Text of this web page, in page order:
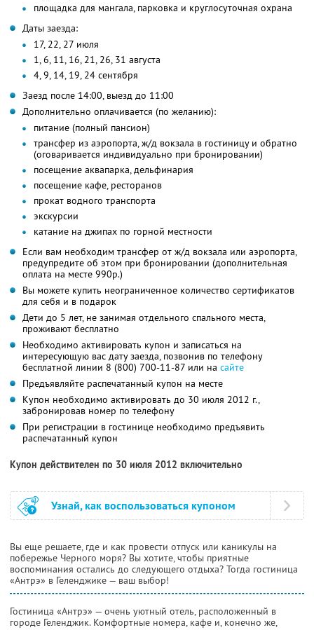
площадка для мангала, парковка и круглосуточная охрана
Даты заезда:
17, 22, 27 июля
1, 6, 11, 16, 21, 26, 31 августа
4, 9, 14, 19, 24 сентября
Заезд после 14:00, выезд до 11:00
Дополнительно оплачивается (по желанию):
питание (полный пансион)
трансфер из аэропорта, ж/д вокзала в гостиницу и обратно
(оговаривается индивидуально при бронировании)
посещение аквапарка, дельфинария
посещение кафе, ресторанов
прокат водного транспорта
экскурсии
катание на джипах по горной местности
Если вам необходим трансфер от ж/д вокзала или аэропорта,
предупредите об этом при бронировании (дополнительная
оплата на месте 990р.)
Вы можете купить неограниченное количество сертификатов
для себя и в подарок
Дети до 5 лет, не занимая отдельного спального места,
проживают бесплатно
Необходимо активировать купон и записаться на
интересующую вас дату заезда, позвонив по телефону
бесплатной линии 8 (800) 700-11-87 или на сайте
Предъявляйте распечатанный купон на месте
Купон необходимо активировать до 30 июля 2012 г.,
забронировав номер по телефону
При регистрации в гостинице необходимо предъявить
распечатанный купон
Купон действителен по 30 июля 2012 включительно
Узнай, как воспользоваться купоном
Вы еще решаете, где и как провести отпуск или каникулы на
побережье Черного моря? Вы хотите, чтобы приятные
воспоминания остались до следующего отдыха? Тогда гостиница
«Антрэ» в Геленджике — ваш выбор!
Гостиница «Антрэ» — очень уютный отель, расположенный в
городе Геленджик. Комфортные номера, кафе и, конечно же,